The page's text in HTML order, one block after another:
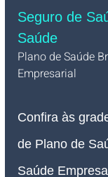
Seguro de
Saúde
Plano de Saúde
Empresarial
Confira às
de Plano de
Saúde